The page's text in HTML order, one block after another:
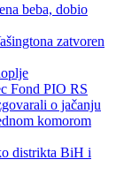
beba, dobio
zatvoren
Fond PIO RS
o jačanju
komorom
distrikta BiH i